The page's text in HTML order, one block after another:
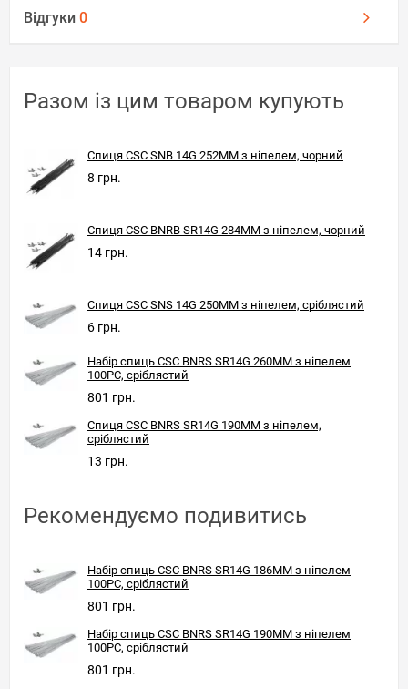
Відгуки 0
Разом із цим товаром купують
Спиця CSC SNB 14G 252MM з ніпелем, чорний
8 грн.
Спиця CSC BNRB SR14G 284MM з ніпелем, чорний
14 грн.
Спиця CSC SNS 14G 250MM з ніпелем, сріблястий
6 грн.
Набір спиць CSC BNRS SR14G 260MM з ніпелем
100PC, сріблястий
801 грн.
Спиця CSC BNRS SR14G 190MM з ніпелем,
сріблястий
13 грн.
Рекомендуємо подивитись
Набір спиць CSC BNRS SR14G 186MM з ніпелем
100PC, сріблястий
801 грн.
Набір спиць CSC BNRS SR14G 190MM з ніпелем
100PC, сріблястий
801 грн.